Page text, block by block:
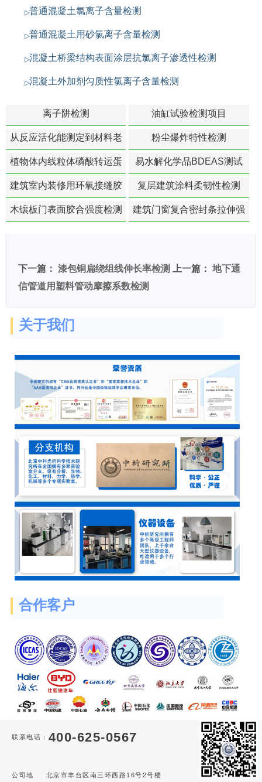
普通混凝土氯离子含量检测
普通混凝土用砂氯离子含量检测
混凝土桥梁结构表面涂层抗氯离子渗透性检测
混凝土外加剂匀质性氯离子含量检测
离子阱检测 油缸试验检测项目
从反应活化能测定到材料老
化寿命预测的经典模型
粉尘爆炸特性检测
植物体内线粒体磷酸转运蛋
白活性检测
易水解化学品BDEAS测试
建筑室内装修用环氧接缝胶
苯含量检测
复层建筑涂料柔韧性检测
木镶板门表面胶合强度检测
建筑门窗复合密封条拉伸强
下一篇： 漆包铜扁绕组线伸长率检测 上一篇： 地下通
信管道用塑料管动摩擦系数检测
关于我们
合作客户
联系电话： 400-625-0567
公司地
北京市丰台区南三环西路16号2号楼